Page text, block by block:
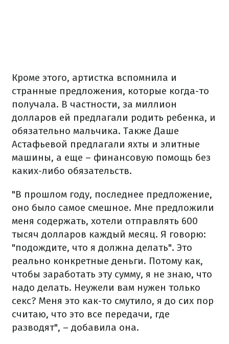
Кроме этого, артистка вспомнила и
странные предложения, которые когда-то
получала. В частности, за миллион
долларов ей предлагали родить ребенка, и
обязательно мальчика. Также Даше
Астафьевой предлагали яхты и элитные
машины, а еще – финансовую помощь без
каких-либо обязательств.
"В прошлом году, последнее предложение,
оно было самое смешное. Мне предложили
меня содержать, хотели отправлять 600
тысяч долларов каждый месяц. Я говорю:
"подождите, что я должна делать". Это
реально конкретные деньги. Потому как,
чтобы заработать эту сумму, я не знаю, что
надо делать. Неужели вам нужен только
секс? Меня это как-то смутило, я до сих пор
считаю, что это все передачи, где
разводят", – добавила она.